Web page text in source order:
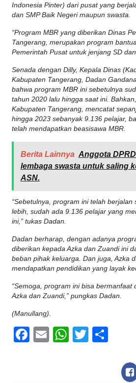
Indonesia Pinter) dari pusat yang
dan SMP Baik Negeri maupun swasta.
“Program MBR yang diberikan Dinas
Tangerang, merupakan program
Pemerintah Pusat untuk jenjang SD dan
Senada dengan Dilly, Kepala Dinas
Kabupaten Tangerang, Dadan
bahwa program MBR ini sebetulnya
tahun 2020 lalu hingga saat ini.
Kabupaten Tangerang, mencatat
hingga 2023 sebanyak 9.136 pelajar,
telah mendapatkan beasisawa MBR.
Berita Lainnya Anggota
lembaga swasta untuk saling
ASN.
“Sebetulnya, program ini telah berjalan
lebih, sudah ada 9.136 pelajar yang
ini,” tukas Dadan.
Dadan berharap, dengan adanya
diberikan kepada Azka dan Zuandi ini
beban pihak keluarga. Dan juga, Azka
mendapatkan pendidikan yang layak
“Semoga, program ini bisa bermanfaat
Azka dan Zuandi,” pungkas Dadan.
(Manullang).
Facebook
EmailWhatsApp
Twitter